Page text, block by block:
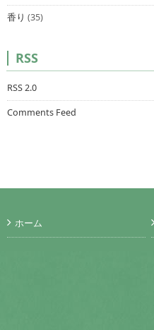
香り (35)
RSS
RSS 2.0
Comments Feed
ホーム